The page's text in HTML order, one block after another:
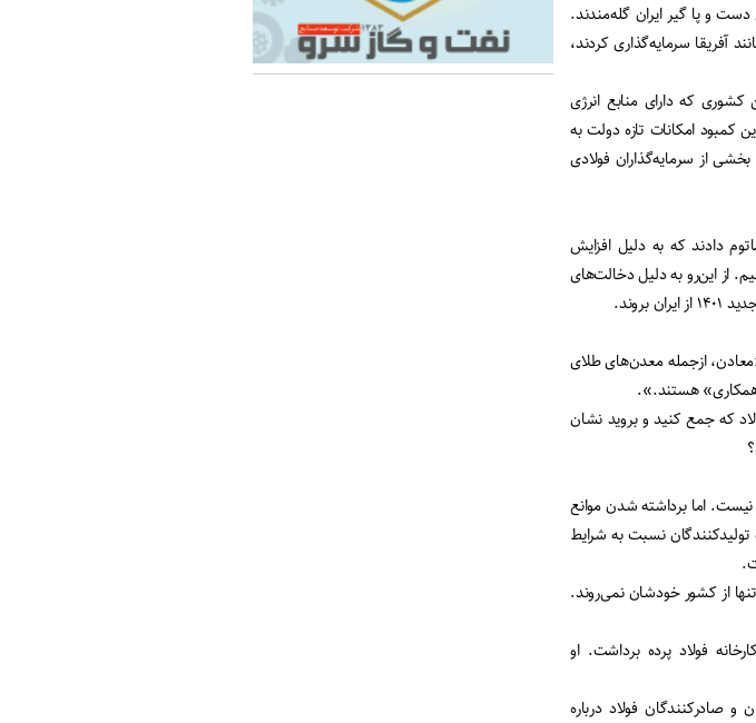
و پا گیر ایران گله‌مندند.
آفریقا سرمایه‌گذاری کردند،
کشوری که دارای منابع انرژی
کمبود امکانات تازه دولت به
از سرمایه‌گذاران فولادی
دادند که به دلیل افزایش
از این‌رو به دلیل دخالت‌های
.
ازجمله معدن‌های طلای
.».
که جمع کنید و بروید نشان
اما برداشته شدن موانع
تولیدکنندگان نسبت به شرایط
.
از کشور خودشان نمی‌روند.
احمد دنیانور، عضو انجمن تولیدکنندگان فولاد از تعطیلی ۱۱۰ کارخانه فولاد پرده برداشت. او
صادرکنندگان فولاد درباره